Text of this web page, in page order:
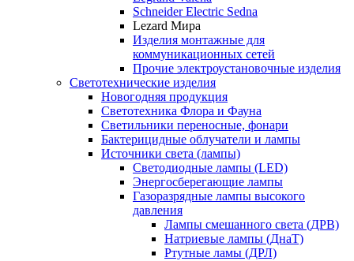
Schneider Electric Sedna
Lezard Мира
Изделия монтажные для
коммуникационных сетей
Прочие электроустановочные изделия
Светотехнические изделия
Новогодняя продукция
Светотехника Флора и Фауна
Светильники переносные, фонари
Бактерицидные облучатели и лампы
Источники света (лампы)
Светодиодные лампы (LED)
Энергосберегающие лампы
Газоразрядные лампы высокого
давления
Лампы смешанного света (ДРВ)
Натриевые лампы (ДнаТ)
Ртутные ламы (ДРЛ)